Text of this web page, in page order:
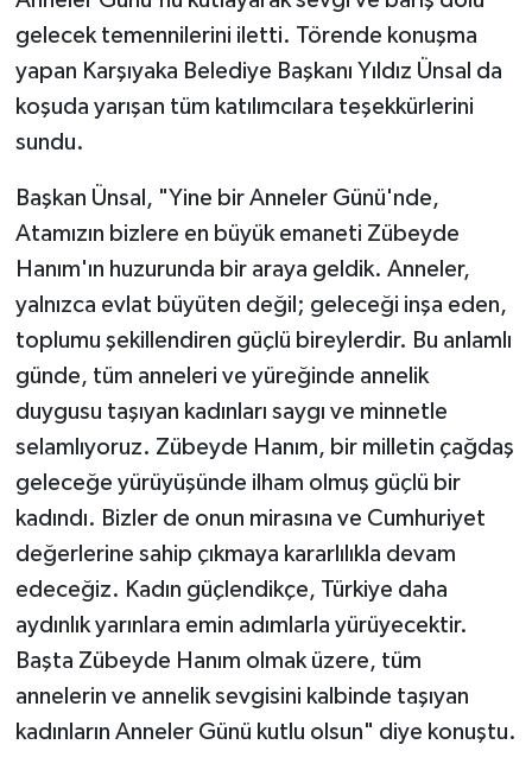
gelecek temennilerini iletti. Törende konuşma
yapan Karşıyaka Belediye Başkanı Yıldız Ünsal da
koşuda yarışan tüm katılımcılara teşekkürlerini
sundu.
Başkan Ünsal, "Yine bir Anneler Günü'nde,
Atamızın bizlere en büyük emaneti Zübeyde
Hanım'ın huzurunda bir araya geldik. Anneler,
yalnızca evlat büyüten değil; geleceği inşa eden,
toplumu şekillendiren güçlü bireylerdir. Bu anlamlı
günde, tüm anneleri ve yüreğinde annelik
duygusu taşıyan kadınları saygı ve minnetle
selamlıyoruz. Zübeyde Hanım, bir milletin çağdaş
geleceğe yürüyüşünde ilham olmuş güçlü bir
kadındı. Bizler de onun mirasına ve Cumhuriyet
değerlerine sahip çıkmaya kararlılıkla devam
edeceğiz. Kadın güçlendikçe, Türkiye daha
aydınlık yarınlara emin adımlarla yürüyecektir.
Başta Zübeyde Hanım olmak üzere, tüm
annelerin ve annelik sevgisini kalbinde taşıyan
kadınların Anneler Günü kutlu olsun" diye konuştu.